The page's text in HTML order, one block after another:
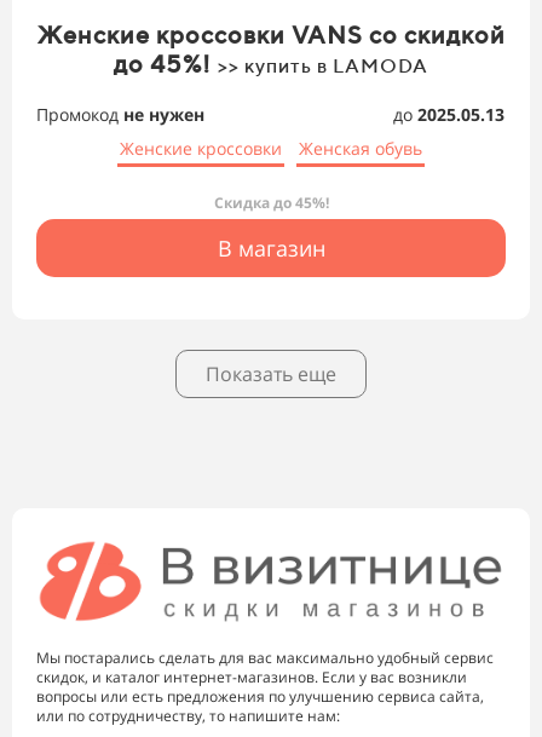
Женские кроссовки VANS со скидкой
до 45%! >> купить в LAMODA
Промокод не нужен до 2025.05.13
Женские кроссовки
Женская обувь
Скидка до 45%!
В магазин
Показать еще
Мы постарались сделать для вас максимально удобный сервис
скидок, и каталог интернет-магазинов. Если у вас возникли
вопросы или есть предложения по улучшению сервиса сайта,
или по сотрудничеству, то напишите нам: